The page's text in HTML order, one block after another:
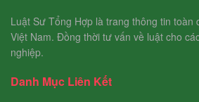
Luật Sư Tổng Hợp là trang thông tin toàn
Việt Nam. Đồng thời tư vấn về luật cho
nghiệp.
Danh Mục Liên Kết